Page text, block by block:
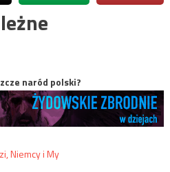
naród polski?